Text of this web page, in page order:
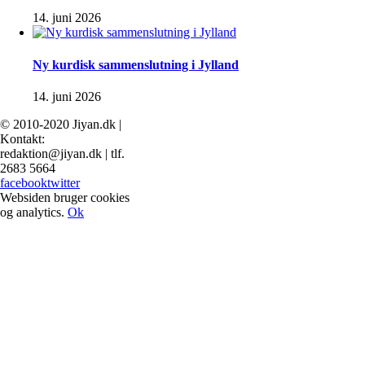
14. juni 2026
Ny kurdisk sammenslutning i Jylland
14. juni 2026
© 2010-2020 Jiyan.dk |
Kontakt:
redaktion@jiyan.dk | tlf.
2683 5664
facebooktwitter
Websiden bruger cookies
og analytics. Ok